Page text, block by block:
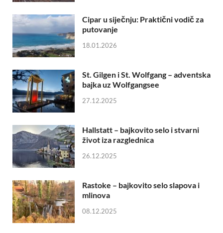
Cipar u siječnju: Praktični vodič za
putovanje
18.01.2026
St. Gilgen i St. Wolfgang – adventska
bajka uz Wolfgangsee
27.12.2025
Hallstatt – bajkovito selo i stvarni
život iza razglednica
26.12.2025
Rastoke – bajkovito selo slapova i
mlinova
08.12.2025